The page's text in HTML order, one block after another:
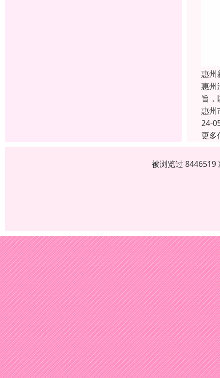
惠州
惠州
旨
惠州
24-
更多
被浏览过